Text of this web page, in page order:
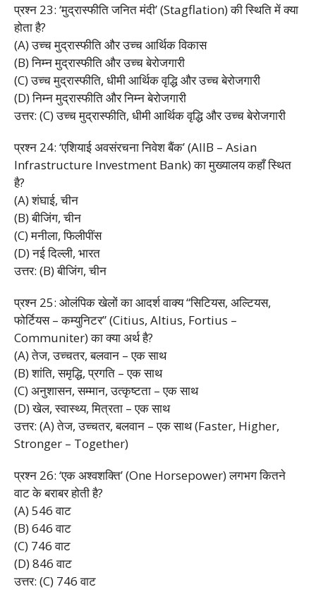
प्रश्न 23: ‘मुद्रास्फीति जनित मंदी’ (Stagflation) की स्थिति में क्या
होता है?
(A) उच्च मुद्रास्फीति और उच्च आर्थिक विकास
(B) निम्न मुद्रास्फीति और उच्च बेरोजगारी
(C) उच्च मुद्रास्फीति, धीमी आर्थिक वृद्धि और उच्च बेरोजगारी
(D) निम्न मुद्रास्फीति और निम्न बेरोजगारी
उत्तर: (C) उच्च मुद्रास्फीति, धीमी आर्थिक वृद्धि और उच्च बेरोजगारी
प्रश्न 24: ‘एशियाई अवसंरचना निवेश बैंक’ (AIIB – Asian
Infrastructure Investment Bank) का मुख्यालय कहाँ स्थित
है?
(A) शंघाई, चीन
(B) बीजिंग, चीन
(C) मनीला, फिलीपींस
(D) नई दिल्ली, भारत
उत्तर: (B) बीजिंग, चीन
प्रश्न 25: ओलंपिक खेलों का आदर्श वाक्य “सिटियस, अल्टियस,
फोर्टियस – कम्युनिटर” (Citius, Altius, Fortius –
Communiter) का क्या अर्थ है?
(A) तेज, उच्चतर, बलवान – एक साथ
(B) शांति, समृद्धि, प्रगति – एक साथ
(C) अनुशासन, सम्मान, उत्कृष्टता – एक साथ
(D) खेल, स्वास्थ्य, मित्रता – एक साथ
उत्तर: (A) तेज, उच्चतर, बलवान – एक साथ (Faster, Higher,
Stronger – Together)
प्रश्न 26: ‘एक अश्वशक्ति’ (One Horsepower) लगभग कितने
वाट के बराबर होती है?
(A) 546 वाट
(B) 646 वाट
(C) 746 वाट
(D) 846 वाट
उत्तर: (C) 746 वाट